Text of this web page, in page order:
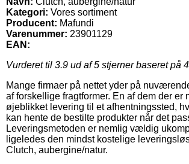
Kategori: Vores sortiment
Producent: Mafundi
Varenummer: 23901129
EAN:
Vurderet til 3.9 ud af 5 stjerner baseret på
Mange firmaer på nettet yder på
af forskellige fragtformer. En af dem der er
øjeblikket levering til et afhentningssted,
kan hente de bestilte produkter når det
Leveringsmetoden er nemlig vældig
ligeledes den mindst kostelige
Clutch, aubergine/natur.